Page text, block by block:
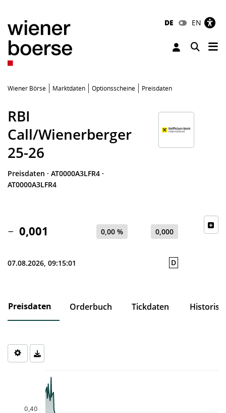
DE EN
Toggle
Wiener Börse Marktdaten Optionsscheine Preisdaten
RBI
Call/Wienerberger
25-26
Preisdaten · AT0000A3LFR4 ·
AT0000A3LFR4
0,001 0,00 % 0,000
07.08.2026, 09:15:01 D
Preisdaten Orderbuch Tickdaten
Chart
Chart with 217 data points.
The chart has 1 X axis displaying Time. Data ranges from 2025-
The chart has 1 Y axis displaying values. Data ranges from
0,40